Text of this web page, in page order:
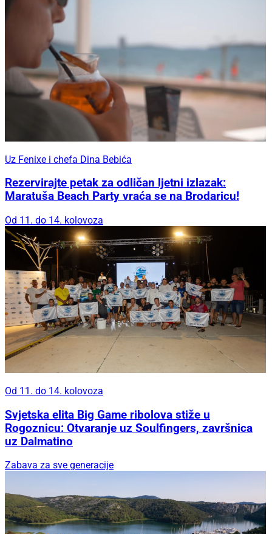
Uz Fenixe i chefa Dina Bebića
Rezervirajte petak za odličan ljetni izlazak:
Maratuša Beach Party vraća se na Brodaricu!
Od 11. do 14. kolovoza
Od 11. do 14. kolovoza
Svjetska elita Big Game ribolova stiže u
Rogoznicu: Otvaranje uz Soulfingers, završnica
uz Dalmatino
Zabava za sve generacije